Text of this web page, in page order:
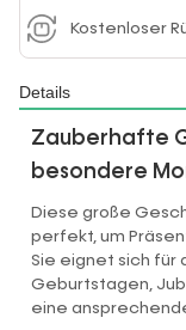
Kostenloser
Details
Zauberhafte
besondere
Diese große
perfekt, um
Sie eignet sich für
Geburtstagen,
eine